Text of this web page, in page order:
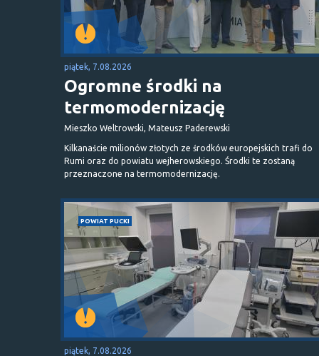
piątek, 7.08.2026
Ogromne środki na
termomodernizację
Mieszko Weltrowski, Mateusz Paderewski
Kilkanaście milionów złotych ze środków europejskich trafi do
Rumi oraz do powiatu wejherowskiego. Środki te zostaną
przeznaczone na termomodernizację.
POWIAT PUCKI
piątek, 7.08.2026